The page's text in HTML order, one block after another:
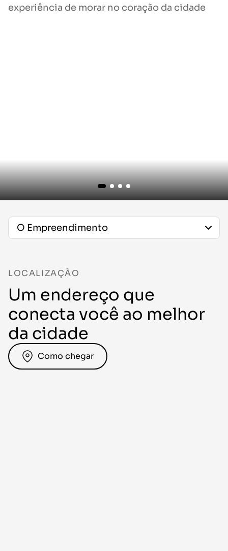
experiência de morar no coração da cidade
LOCALIZAÇÃO
Um endereço que
conecta você ao melhor
da cidade
Como chegar